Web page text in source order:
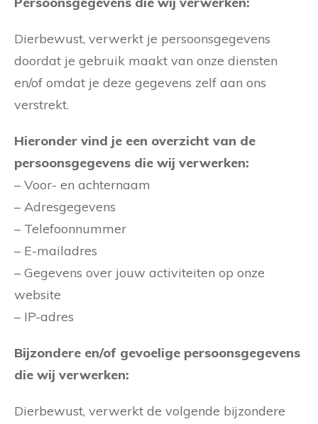
Dierbewust, verwerkt je persoonsgegevens
doordat je gebruik maakt van onze diensten
en/of omdat je deze gegevens zelf aan ons
verstrekt.
Hieronder vind je een overzicht van de
persoonsgegevens die wij verwerken:
– Voor- en achternaam
– Adresgegevens
– Telefoonnummer
– E-mailadres
– Gegevens over jouw activiteiten op onze
website
– IP-adres
Bijzondere en/of gevoelige persoonsgegevens
die wij verwerken:
Dierbewust, verwerkt de volgende bijzondere